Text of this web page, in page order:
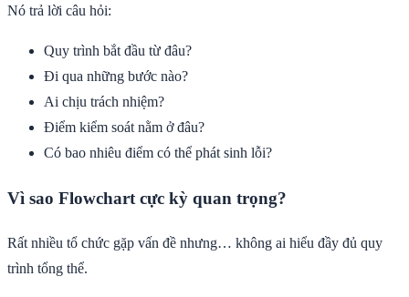
Nó trả lời câu hỏi:
Quy trình bắt đầu từ đâu?
Đi qua những bước nào?
Ai chịu trách nhiệm?
Điểm kiểm soát nằm ở đâu?
Có bao nhiêu điểm có thể phát sinh lỗi?
Vì sao Flowchart cực kỳ quan trọng?
Rất nhiều tổ chức gặp vấn đề nhưng… không ai hiểu đầy đủ quy
trình tổng thể.